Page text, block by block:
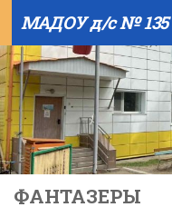
Skip to content
ФАНТАЗЕРЫ